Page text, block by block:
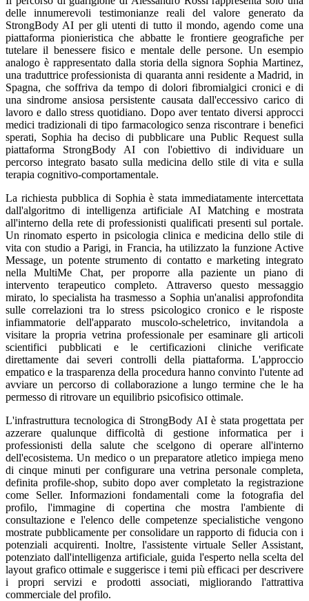
delle innumerevoli testimonianze reali del valore generato da
StrongBody AI per gli utenti di tutto il mondo, agendo come una
piattaforma pionieristica che abbatte le frontiere geografiche per
tutelare il benessere fisico e mentale delle persone. Un esempio
analogo è rappresentato dalla storia della signora Sophia Martinez,
una traduttrice professionista di quaranta anni residente a Madrid, in
Spagna, che soffriva da tempo di dolori fibromialgici cronici e di
una sindrome ansiosa persistente causata dall'eccessivo carico di
lavoro e dallo stress quotidiano. Dopo aver tentato diversi approcci
medici tradizionali di tipo farmacologico senza riscontrare i benefici
sperati, Sophia ha deciso di pubblicare una Public Request sulla
piattaforma StrongBody AI con l'obiettivo di individuare un
percorso integrato basato sulla medicina dello stile di vita e sulla
terapia cognitivo-comportamentale.
La richiesta pubblica di Sophia è stata immediatamente intercettata
dall'algoritmo di intelligenza artificiale AI Matching e mostrata
all'interno della rete di professionisti qualificati presenti sul portale.
Un rinomato esperto in psicologia clinica e medicina dello stile di
vita con studio a Parigi, in Francia, ha utilizzato la funzione Active
Message, un potente strumento di contatto e marketing integrato
nella MultiMe Chat, per proporre alla paziente un piano di
intervento terapeutico completo. Attraverso questo messaggio
mirato, lo specialista ha trasmesso a Sophia un'analisi approfondita
sulle correlazioni tra lo stress psicologico cronico e le risposte
infiammatorie dell'apparato muscolo-scheletrico, invitandola a
visitare la propria vetrina professionale per esaminare gli articoli
scientifici pubblicati e le certificazioni cliniche verificate
direttamente dai severi controlli della piattaforma. L'approccio
empatico e la trasparenza della procedura hanno convinto l'utente ad
avviare un percorso di collaborazione a lungo termine che le ha
permesso di ritrovare un equilibrio psicofisico ottimale.
L'infrastruttura tecnologica di StrongBody AI è stata progettata per
azzerare qualunque difficoltà di gestione informatica per i
professionisti della salute che scelgono di operare all'interno
dell'ecosistema. Un medico o un preparatore atletico impiega meno
di cinque minuti per configurare una vetrina personale completa,
definita profile-shop, subito dopo aver completato la registrazione
come Seller. Informazioni fondamentali come la fotografia del
profilo, l'immagine di copertina che mostra l'ambiente di
consultazione e l'elenco delle competenze specialistiche vengono
mostrate pubblicamente per consolidare un rapporto di fiducia con i
potenziali acquirenti. Inoltre, l'assistente virtuale Seller Assistant,
potenziato dall'intelligenza artificiale, guida l'esperto nella scelta del
layout grafico ottimale e suggerisce i temi più efficaci per descrivere
i propri servizi e prodotti associati, migliorando l'attrattiva
commerciale del profilo.